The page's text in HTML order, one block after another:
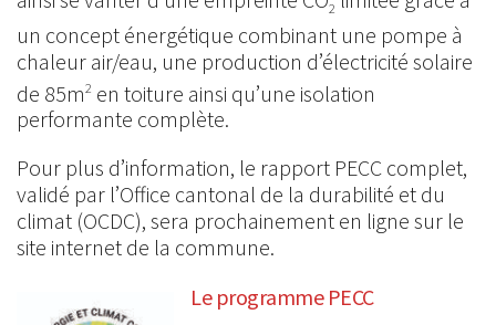
2
un concept énergétique combinant une pompe à
chaleur air/eau, une production d’électricité solaire
de 85m2 en toiture ainsi qu’une isolation
performante complète.
Pour plus d’information, le rapport PECC complet,
validé par l’Office cantonal de la durabilité et du
climat (OCDC), sera prochainement en ligne sur le
site internet de la commune.
Le programme PECC